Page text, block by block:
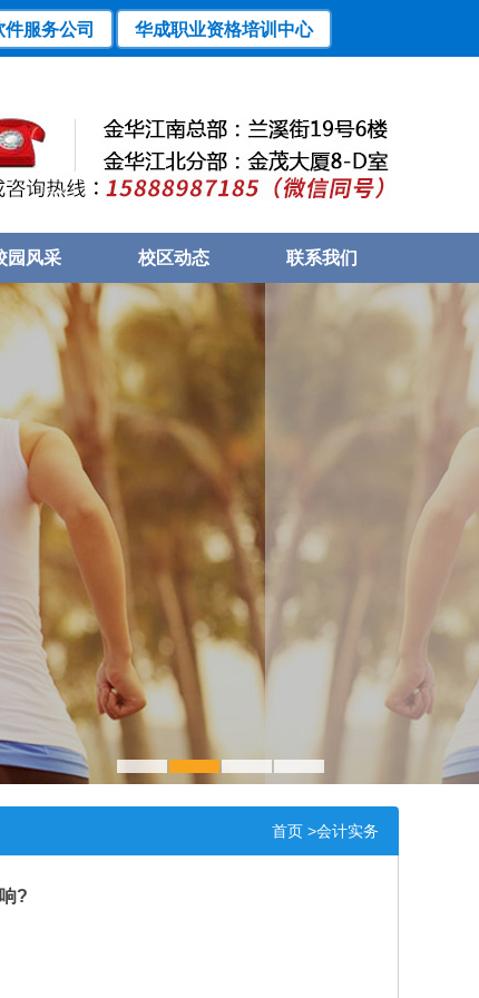
服务公司 华成职业资格培训中心
园风采 校区动态 联系我们
首页 >会计实务
?